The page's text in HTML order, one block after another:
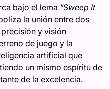
bajo el lema “Sweep It
la unión entre dos
precisión y visión
de juego y la
artificial que
un mismo espíritu de
de la excelencia.